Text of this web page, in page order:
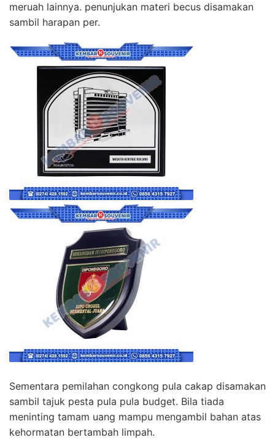
meruah lainnya. penunjukan materi becus disamakan
sambil harapan per.
Sementara pemilahan congkong pula cakap disamakan
sambil tajuk pesta pula pula budget. Bila tiada
meninting tamam uang mampu mengambil bahan atas
kehormatan bertambah limpah.